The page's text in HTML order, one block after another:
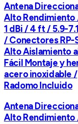
Antena
Alto Rendimiento
1 dBi / 4 ft / 5.9-
/ Conectores RP-
Alto Aislamiento
Fácil Montaje y
acero inoxidable /
Radomo Incluido
Antena
Alto Rendimiento